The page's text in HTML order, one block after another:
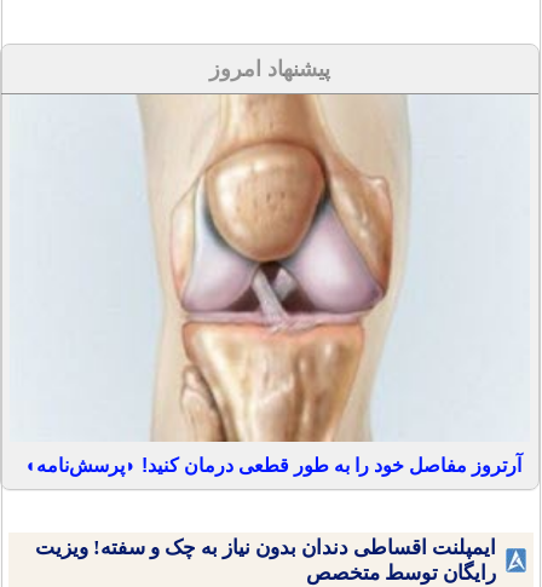
پیشنهاد امروز
آرتروز مفاصل خود را به طور قطعی درمان کنید! ◗پرسش‌نامه◖
ایمپلنت اقساطی دندان بدون نیاز به چک و سفته! ویزیت
رایگان توسط متخصص